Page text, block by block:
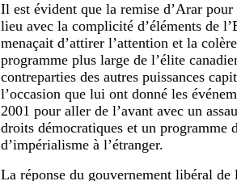
Il est évident que la remise d’Arar
lieu avec la complicité d’éléments de
menaçait d’attirer l’attention et la
programme plus large de l’élite
contreparties des autres puissances
l’occasion que lui ont donné les
2001 pour aller de l’avant avec un
droits démocratiques et un programme
d’impérialisme à l’étranger.
La réponse du gouvernement libéral